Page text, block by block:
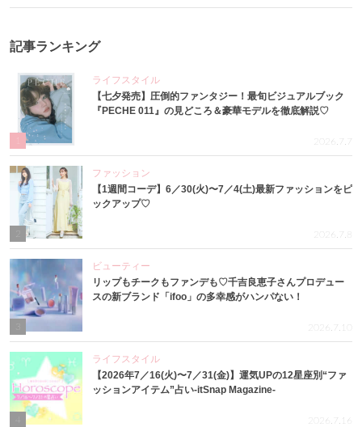
記事ランキング
ライフスタイル
【七夕発売】圧倒的ファンタジー！最旬ビジュアルブック
『PECHE 011』の見どころ＆豪華モデルを徹底解説♡
2026.7.7
ファッション
【1週間コーデ】6／30(火)〜7／4(土)最新ファッションをピ
ックアップ♡
2026.7.8
3
ビューティー
リップもチークもファンデも♡千吉良恵子さんプロデュー
スの新ブランド「ifoo」の多幸感がハンパない！
2026.7.10
ライフスタイル
【2026年7／16(火)〜7／31(金)】運気UPの12星座別“ファ
ッションアイテム”占い-itSnap Magazine-
2026.7.16